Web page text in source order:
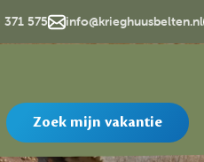
575 info@krieghuusbelten.nl
Zoek mijn vakantie